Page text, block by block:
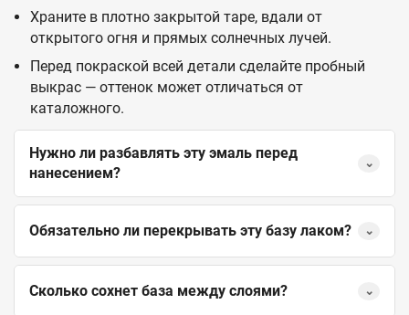
Храните в плотно закрытой таре, вдали от
открытого огня и прямых солнечных лучей.
Перед покраской всей детали сделайте пробный
выкрас — оттенок может отличаться от
каталожного.
Нужно ли разбавлять эту эмаль перед
нанесением?
⌄
Обязательно ли перекрывать эту базу лаком? ⌄
Сколько сохнет база между слоями? ⌄